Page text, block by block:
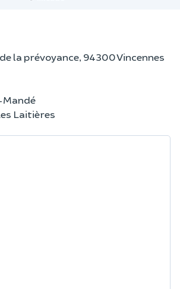
la prévoyance, 94300 Vincennes
Mandé
Laitières